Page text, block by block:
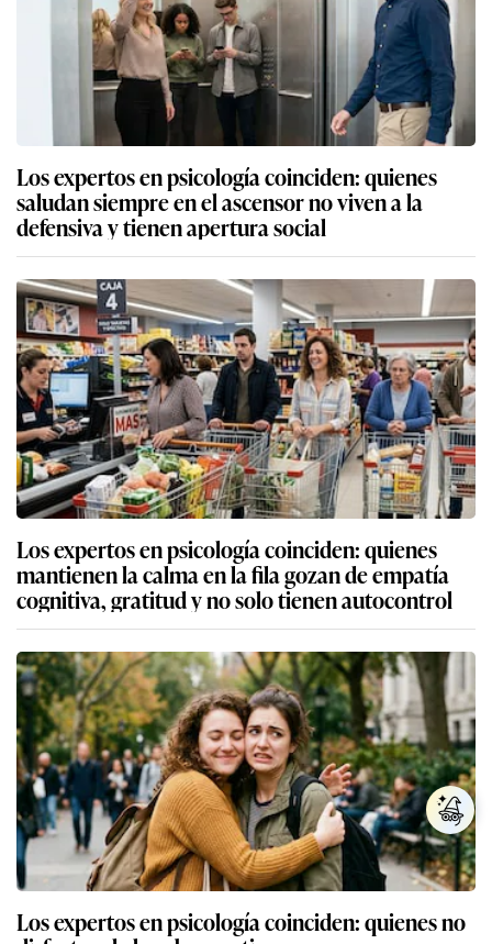
Los expertos en psicología coinciden: quienes
saludan siempre en el ascensor no viven a la
defensiva y tienen apertura social
Los expertos en psicología coinciden: quienes
mantienen la calma en la fila gozan de empatía
cognitiva, gratitud y no solo tienen autocontrol
Los expertos en psicología coinciden: quienes no